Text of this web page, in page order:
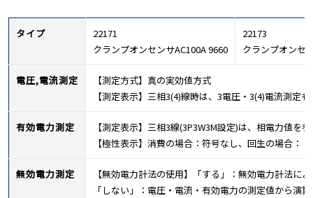
タイプ
22171
クランプオンセンサAC100A 9660
22173
クランプオンセ
電圧,電流測定
【測定方式】真の実効値方式
【測定表示】三相3(4)線時は、3電圧・3(4)電流測定
有効電力測定
【測定表示】三相3線(3P3W3M設定)は、相電力値を
【極性表示】消費の場合：符号なし、回生の場合：
無効電力測定
【無効電力計法の使用】「する」：無効電力計法に
「しない」：電圧・電流・有効電力の測定値から演算